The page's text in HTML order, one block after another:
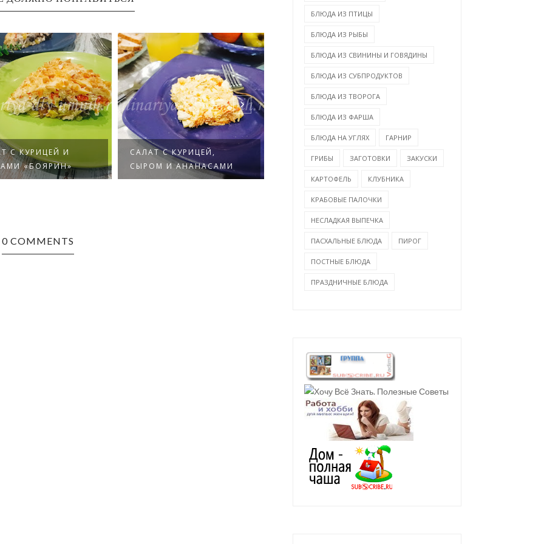
С КУРИЦЕЙ И
«БОЯРИН»
САЛАТ С КУРИЦЕЙ,
СЫРОМ И АНАНАСАМИ
0 COMMENTS
БЛЮДА ИЗ ПТИЦЫ
БЛЮДА ИЗ РЫБЫ
БЛЮДА ИЗ СВИНИНЫ И ГОВЯДИНЫ
БЛЮДА ИЗ СУБПРОДУКТОВ
БЛЮДА ИЗ ТВОРОГА
БЛЮДА ИЗ ФАРША
БЛЮДА НА УГЛЯХ ГАРНИР
ГРИБЫ ЗАГОТОВКИ ЗАКУСКИ
КАРТОФЕЛЬ КЛУБНИКА
КРАБОВЫЕ ПАЛОЧКИ
НЕСЛАДКАЯ ВЫПЕЧКА
ПАСХАЛЬНЫЕ БЛЮДА ПИРОГ
ПОСТНЫЕ БЛЮДА
ПРАЗДНИЧНЫЕ БЛЮДА